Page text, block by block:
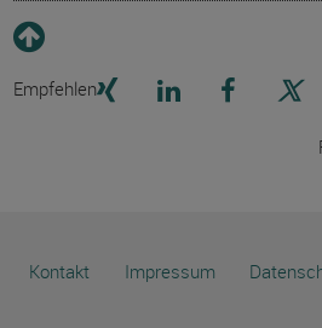
Empfehlen
Kontakt Impressum